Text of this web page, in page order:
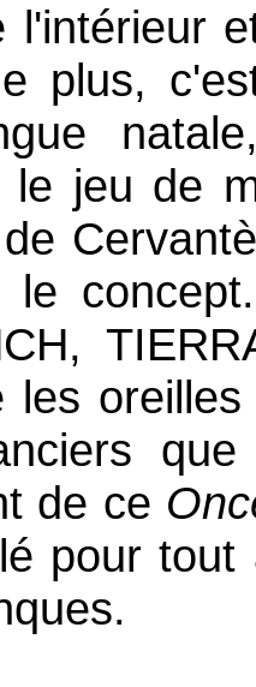
l'intérieur
plus,
le jeu de
le
les
de ce
pour